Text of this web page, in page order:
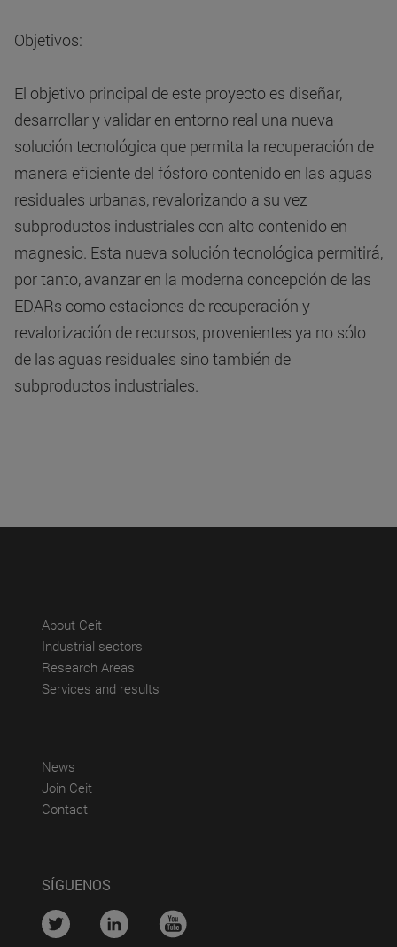
Objetivos:
El objetivo principal de este proyecto es diseñar,
desarrollar y validar en entorno real una nueva
solución tecnológica que permita la recuperación de
manera eficiente del fósforo contenido en las aguas
residuales urbanas, revalorizando a su vez
subproductos industriales con alto contenido en
magnesio. Esta nueva solución tecnológica permitirá,
por tanto, avanzar en la moderna concepción de las
EDARs como estaciones de recuperación y
revalorización de recursos, provenientes ya no sólo
de las aguas residuales sino también de
subproductos industriales.
About Ceit(abre en nueva ventana)
Industrial sectors
Research Areas
Services and results
News
Join Ceit(abre en nueva ventana)
Contact(abre en nueva ventana)
SÍGUENOS
.... .... ....